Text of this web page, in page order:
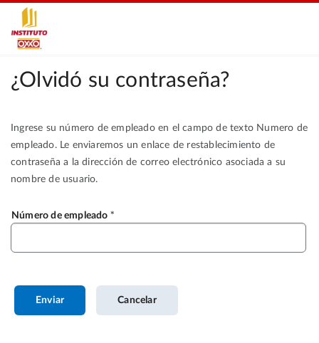
¿Olvidó su contraseña?
Ingrese su número de empleado en el campo de texto Numero de
empleado. Le enviaremos un enlace de restablecimiento de
contraseña a la dirección de correo electrónico asociada a su
nombre de usuario.
Número de empleado
Enviar Cancelar